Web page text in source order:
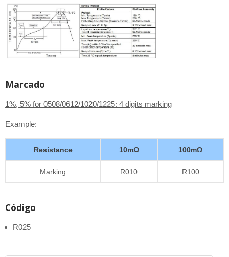
Marcado
1%, 5% for 0508/0612/1020/1225: 4 digits marking
Example:
Resistance 10mΩ 100mΩ
Marking R010 R100
Código
R025